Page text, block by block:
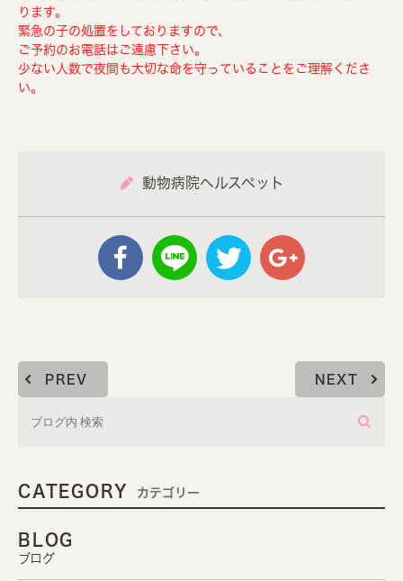
ります。
緊急の子の処置をしておりますので、
ご予約のお電話はご遠慮下さい。
少ない人数で夜間も大切な命を守っていることをご理解くださ
い。
動物病院ヘルスペット
PREV NEXT
CATEGORY カテゴリー
BLOG
ブログ